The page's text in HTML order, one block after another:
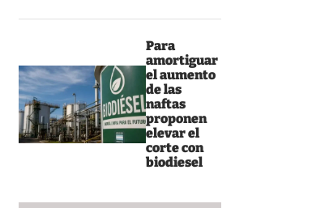
Para
amortiguar
el aumento
de las
naftas
proponen
elevar el
corte con
biodiesel